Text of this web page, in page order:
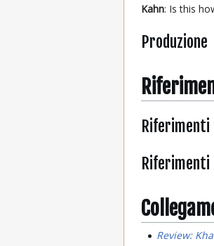
Kahn: Is this
Produzione
Riferimenti
Review: